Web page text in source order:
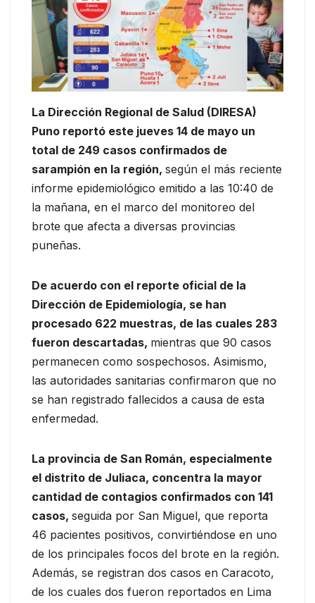
La Dirección Regional de Salud (DIRESA)
Puno reportó este jueves 14 de mayo un
total de 249 casos confirmados de
sarampión en la región, según el más reciente
informe epidemiológico emitido a las 10:40 de
la mañana, en el marco del monitoreo del
brote que afecta a diversas provincias
puneñas.
De acuerdo con el reporte oficial de la
Dirección de Epidemiología, se han
procesado 622 muestras, de las cuales 283
fueron descartadas, mientras que 90 casos
permanecen como sospechosos. Asimismo,
las autoridades sanitarias confirmaron que no
se han registrado fallecidos a causa de esta
enfermedad.
La provincia de San Román, especialmente
el distrito de Juliaca, concentra la mayor
cantidad de contagios confirmados con 141
casos, seguida por San Miguel, que reporta
46 pacientes positivos, convirtiéndose en uno
de los principales focos del brote en la región.
Además, se registran dos casos en Caracoto,
de los cuales dos fueron reportados en Lima